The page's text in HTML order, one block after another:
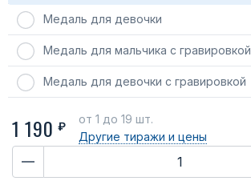
Медаль для девочки
Медаль для мальчика с гравировкой
Медаль для девочки с гравировкой
1 190 ₽
от 1 до 19 шт.
Другие тиражи и цены